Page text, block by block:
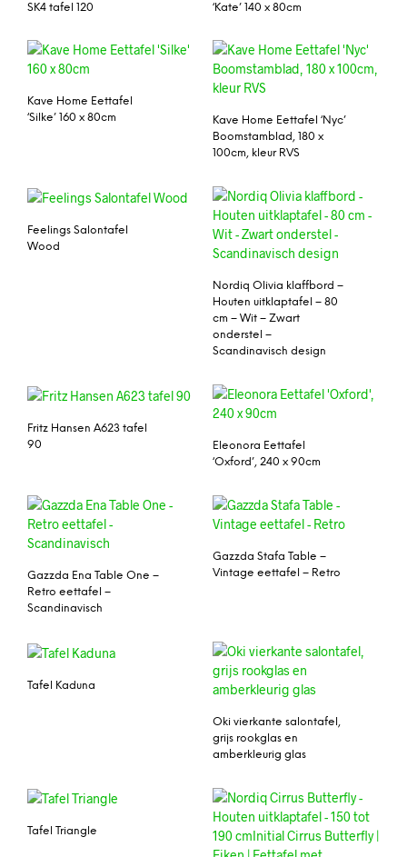
SK4 tafel 120 ‘Kate’ 140 x 80cm
Kave Home Eettafel
‘Silke’ 160 x 80cm
Kave Home Eettafel ‘Nyc’
Boomstamblad, 180 x
100cm, kleur RVS
Feelings Salontafel
Wood
Nordiq Olivia klaffbord –
Houten uitklaptafel – 80
cm – Wit – Zwart
onderstel –
Scandinavisch design
Fritz Hansen A623 tafel
90
Eleonora Eettafel
‘Oxford’, 240 x 90cm
Gazzda Ena Table One –
Retro eettafel –
Scandinavisch
Gazzda Stafa Table –
Vintage eettafel – Retro
Tafel Kaduna
Oki vierkante salontafel,
grijs rookglas en
amberkleurig glas
Tafel Triangle